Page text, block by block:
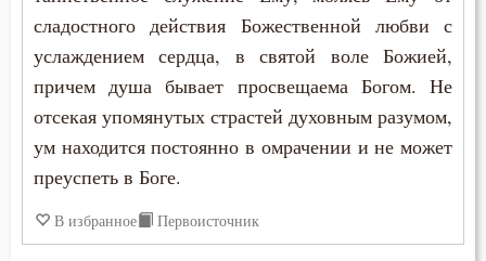
сладостного действия Божественной любви с
услаждением сердца, в святой воле Божией,
причем душа бывает просвещаема Богом. Не
отсекая упомянутых страстей духовным разумом,
ум находится постоянно в омрачении и не может
преуспеть в Боге.
В избранное Первоисточник